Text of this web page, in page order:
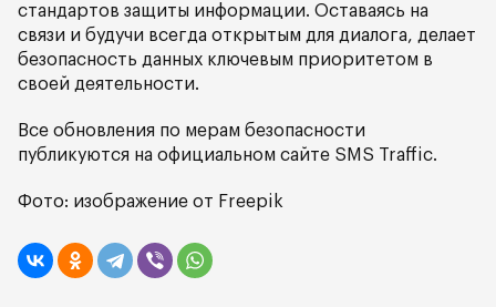
стандартов защиты информации. Оставаясь на
связи и будучи всегда открытым для диалога, делает
безопасность данных ключевым приоритетом в
своей деятельности.
Все обновления по мерам безопасности
публикуются на официальном сайте SMS Traffic.
Фото: изображение от Freepik